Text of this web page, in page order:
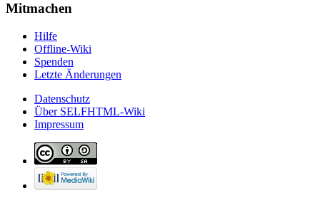
Mitmachen
Hilfe
Offline-Wiki
Spenden
Letzte Änderungen
Datenschutz
Über SELFHTML-Wiki
Impressum